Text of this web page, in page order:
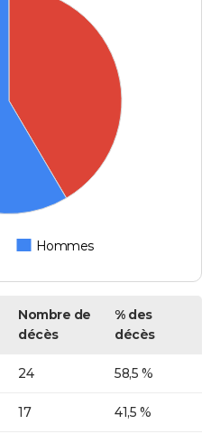
Hommes
Nombre de
décès
% des
décès
24 58,5 %
17 41,5 %